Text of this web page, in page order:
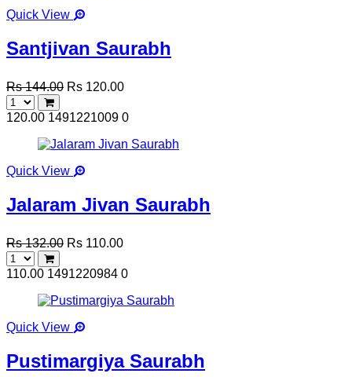
Quick View
Santjivan Saurabh
Rs 144.00 Rs 120.00
120.00 1491221009 0
Quick View
Jalaram Jivan Saurabh
Rs 132.00 Rs 110.00
110.00 1491220984 0
Quick View
Pustimargiya Saurabh